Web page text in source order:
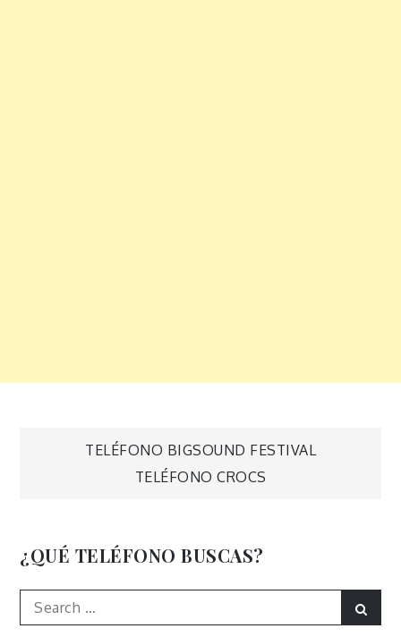
Navegación
entradas
TELÉFONO BIGSOUND FESTIVAL
TELÉFONO CROCS
¿QUÉ TELÉFONO BUSCAS?
Search
for: